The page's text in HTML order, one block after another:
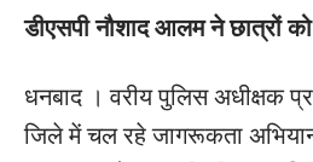
डीएसपी नौशाद आलम ने छात्रों
धनबाद । वरीय पुलिस अधीक्षक
जिले में चल रहे जागरूकता